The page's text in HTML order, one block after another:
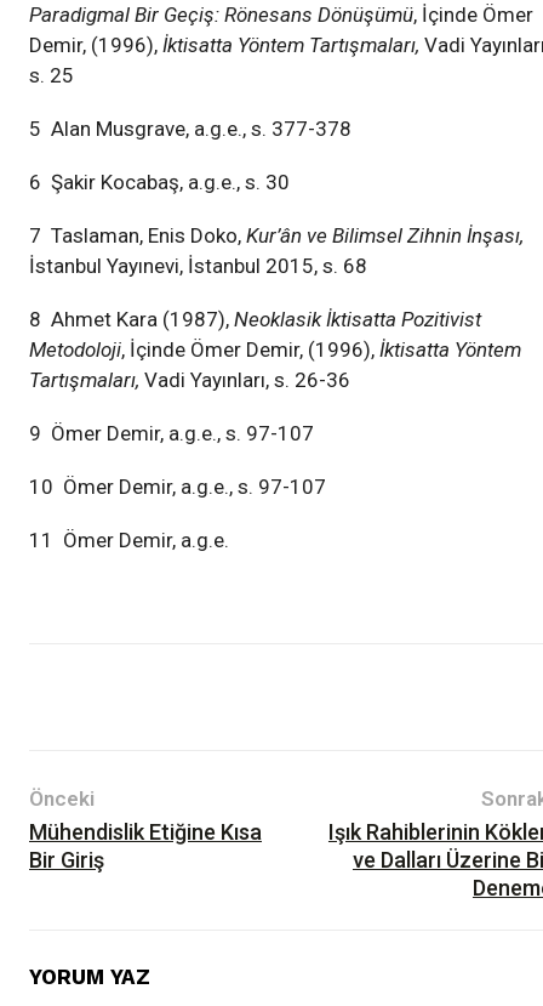
Paradigmal Bir Geçiş: Rönesans Dönüşümü, İçinde Ömer
Demir, (1996), İktisatta Yöntem Tartışmaları, Vadi
s. 25
5 Alan Musgrave, a.g.e., s. 377-378
6 Şakir Kocabaş, a.g.e., s. 30
7 Taslaman, Enis Doko, Kur’ân ve Bilimsel Zihnin İnşası,
İstanbul Yayınevi, İstanbul 2015, s. 68
8 Ahmet Kara (1987), Neoklasik İktisatta Pozitivist
Metodoloji, İçinde Ömer Demir, (1996), İktisatta Yöntem
Tartışmaları, Vadi Yayınları, s. 26-36
9 Ömer Demir, a.g.e., s. 97-107
10 Ömer Demir, a.g.e., s. 97-107
11 Ömer Demir, a.g.e.
Önceki
Mühendislik Etiğine Kısa
Bir Giriş
Işık Rahiblerinin
ve Dalları Üzerine
YORUM YAZ